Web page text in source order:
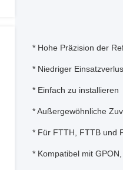
* Hohe Präzision der
* Niedriger
* Einfach zu installieren
* Außergewöhnliche
* Für FTTH, FTTB und
* Kompatibel mit